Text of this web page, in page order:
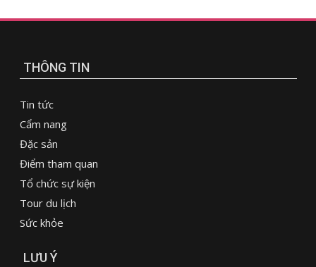
THÔNG TIN
Tin tức
Cẩm nang
Đặc sản
Điểm tham quan
Tổ chức sự kiện
Tour du lịch
Sức khỏe
LƯU Ý